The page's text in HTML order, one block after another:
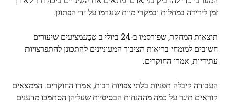
זמן לירידה במחלות ובמקרי מוות שנגרמו על ידי הפתוגן.
תוצאות המחקר, שפורסמו ב-24 ביולי ב טֶבַעמציעים שיעורים
חשובים למומחי בריאות הציבור המעוניינים להתכונן להתפרצויות
עתידיות, אמרו החוקרים.
העבודה קיבלה תפניות בלתי צפויות רבות, אמרו החוקרים. הממצאים
קוראים תיגר על כמה מההנחות הבסיסיות שעליהן הסתמכו מדענים